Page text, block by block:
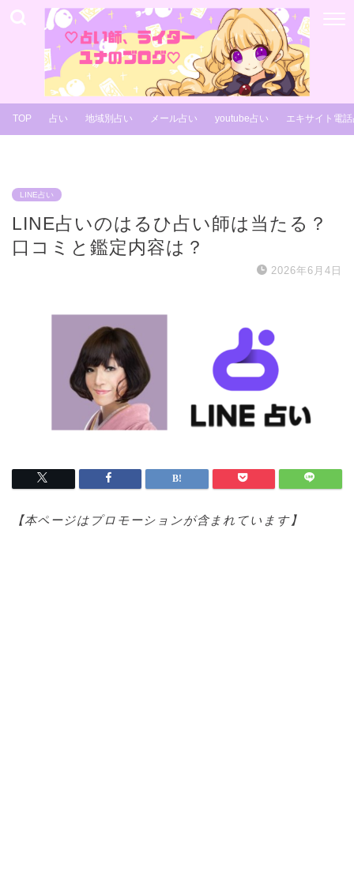
TOP 占い 地域別占い メール占い youtube占い エキサイト電
LINE占い
LINE占いのはるひ占い師は当たる？
口コミと鑑定内容は？
2026年6月4日
【本ページはプロモーションが含まれています】